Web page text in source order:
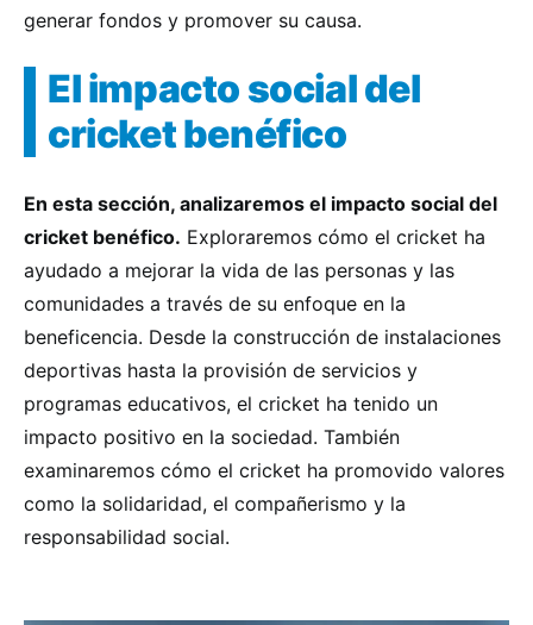
generar fondos y promover su causa.
El impacto social del
cricket benéfico
En esta sección, analizaremos el impacto social del
cricket benéfico. Exploraremos cómo el cricket ha
ayudado a mejorar la vida de las personas y las
comunidades a través de su enfoque en la
beneficencia. Desde la construcción de instalaciones
deportivas hasta la provisión de servicios y
programas educativos, el cricket ha tenido un
impacto positivo en la sociedad. También
examinaremos cómo el cricket ha promovido valores
como la solidaridad, el compañerismo y la
responsabilidad social.